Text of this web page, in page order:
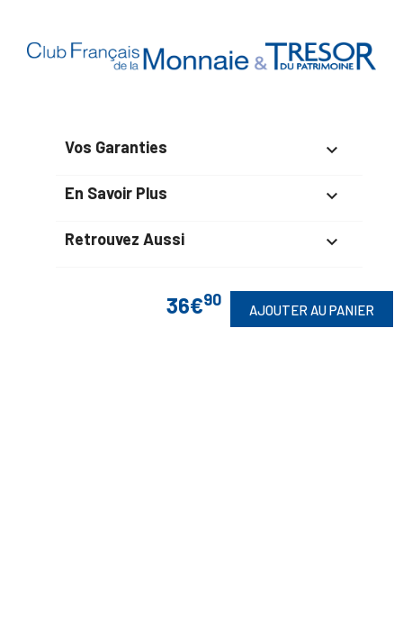
36€90
AJOUTER AU PANIER
Vos Garanties 
En Savoir Plus 
Retrouvez Aussi 
Suivez-Nous